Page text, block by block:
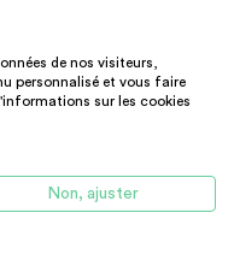
AT THIS TIME
developped in France.
young active throughout
agency, appartment rental,
de nos visiteurs,
personnalisé et vous faire
sur les cookies
Non, ajuster